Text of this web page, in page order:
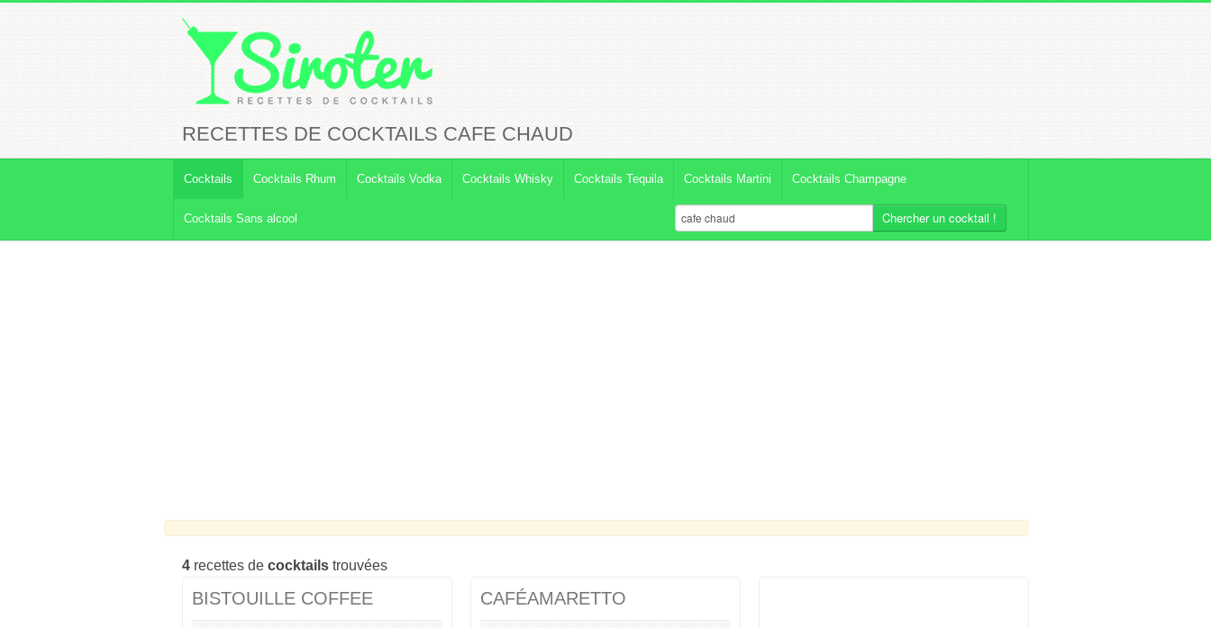
RECETTES DE COCKTAILS CAFE CHAUD
Cocktails Cocktails Rhum Cocktails Vodka Cocktails Whisky Cocktails Tequila Cocktails Martini Cocktails Champagne
Cocktails Sans alcool Chercher un cocktail !
4 recettes de cocktails trouvées
BISTOUILLE COFFEE CAFÉAMARETTO